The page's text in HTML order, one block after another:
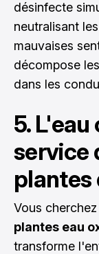
désinfecte
neutralisant
mauvaises
décompose
dans les
5.
service
Vous
plantes eau
transforme